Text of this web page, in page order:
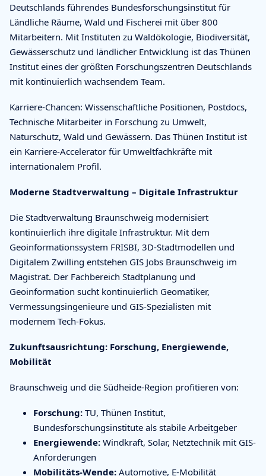
Deutschlands führendes Bundesforschungsinstitut für
Ländliche Räume, Wald und Fischerei mit über 800
Mitarbeitern. Mit Instituten zu Waldökologie, Biodiversität,
Gewässerschutz und ländlicher Entwicklung ist das Thünen
Institut eines der größten Forschungszentren Deutschlands
mit kontinuierlich wachsendem Team.
Karriere-Chancen: Wissenschaftliche Positionen, Postdocs,
Technische Mitarbeiter in Forschung zu Umwelt,
Naturschutz, Wald und Gewässern. Das Thünen Institut ist
ein Karriere-Accelerator für Umweltfachkräfte mit
internationalem Profil.
Moderne Stadtverwaltung – Digitale Infrastruktur
Die Stadtverwaltung Braunschweig modernisiert
kontinuierlich ihre digitale Infrastruktur. Mit dem
Geoinformationssystem FRISBI, 3D-Stadtmodellen und
Digitalem Zwilling entstehen GIS Jobs Braunschweig im
Magistrat. Der Fachbereich Stadtplanung und
Geoinformation sucht kontinuierlich Geomatiker,
Vermessungsingenieure und GIS-Spezialisten mit
modernem Tech-Fokus.
Zukunftsausrichtung: Forschung, Energiewende,
Mobilität
Braunschweig und die Südheide-Region profitieren von:
Forschung: TU, Thünen Institut,
Bundesforschungsinstitute als stabile Arbeitgeber
Energiewende: Windkraft, Solar, Netztechnik mit GIS-
Anforderungen
Mobilitäts-Wende: Automotive, E-Mobilität